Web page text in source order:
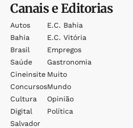
Canais e Editorias
Autos
Bahia
Brasil
Saúde
Cineinsite
Concursos
Cultura
Digital
Salvador
E.c. Bahia
E.c. Vitória
Empregos
Gastronomia
Muito
Mundo
Opinião
Política